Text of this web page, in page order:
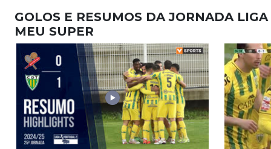
GOLOS E RESUMOS DA JORNADA LIGA
MEU SUPER